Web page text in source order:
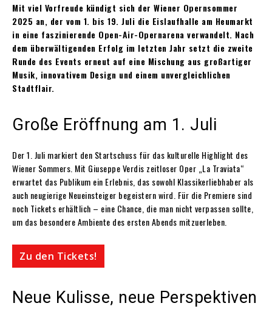
Mit viel Vorfreude kündigt sich der Wiener Opernsommer
2025 an, der vom 1. bis 19. Juli die Eislaufhalle am Heumarkt
in eine faszinierende Open-Air-Opernarena verwandelt. Nach
dem überwältigenden Erfolg im letzten Jahr setzt die zweite
Runde des Events erneut auf eine Mischung aus großartiger
Musik, innovativem Design und einem unvergleichlichen
Stadtflair.
Große Eröffnung am 1. Juli
Der 1. Juli markiert den Startschuss für das kulturelle Highlight des
Wiener Sommers. Mit Giuseppe Verdis zeitloser Oper „La Traviata“
erwartet das Publikum ein Erlebnis, das sowohl Klassikerliebhaber als
auch neugierige Neueinsteiger begeistern wird. Für die Premiere sind
noch Tickets erhältlich – eine Chance, die man nicht verpassen sollte,
um das besondere Ambiente des ersten Abends mitzuerleben.
Zu den Tickets!
Neue Kulisse, neue Perspektiven